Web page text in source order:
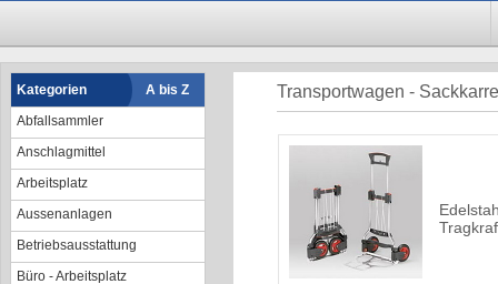
Kategorien
A bis Z
Abfallsammler
Anschlagmittel
Arbeitsplatz
Aussenanlagen
Betriebsausstattung
Büro - Arbeitsplatz
Transportwagen -